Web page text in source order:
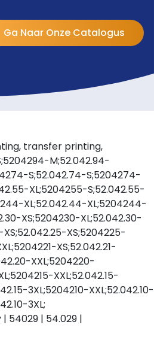
Ga Naar Onze Catalogus
transfer printing,
M;52.042.94-
S;52.042.74-S;5204274-
XL;5204255-S;52.042.55-
XL;52.042.44-XL;5204244-
XS;5204230-XL;52.042.30-
XS;5204225-
XS;52.042.21-
XXL;5204220-
XXL;52.042.15-
3XL;5204210-XXL;52.042.10-
3XL;
54029 | 54.029 |